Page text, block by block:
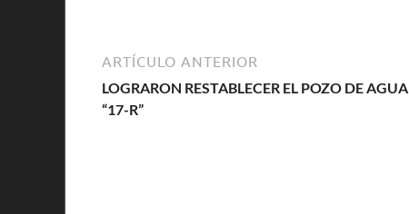
ARTÍCULO ANTERIOR
LOGRARON RESTABLECER EL POZO DE AGUA
“17-R”